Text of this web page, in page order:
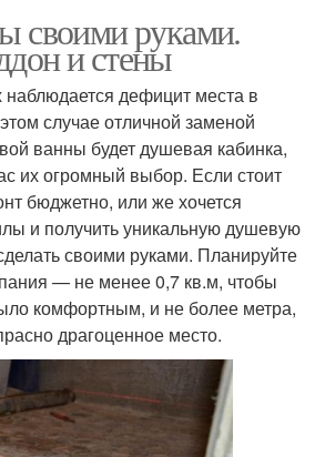
своими руками.
и стены
наблюдается дефицит места в
случае отличной заменой
ванны будет душевая кабинка,
их огромный выбор. Если стоит
бюджетно, или же хочется
и получить уникальную душевую
своими руками. Планируйте
— не менее 0,7 кв.м, чтобы
комфортным, и не более метра,
драгоценное место.